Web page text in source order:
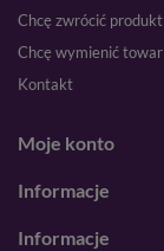
Chcę zwrócić produkt
Chcę wymienić towar
Kontakt
Moje konto
Informacje
Informacje